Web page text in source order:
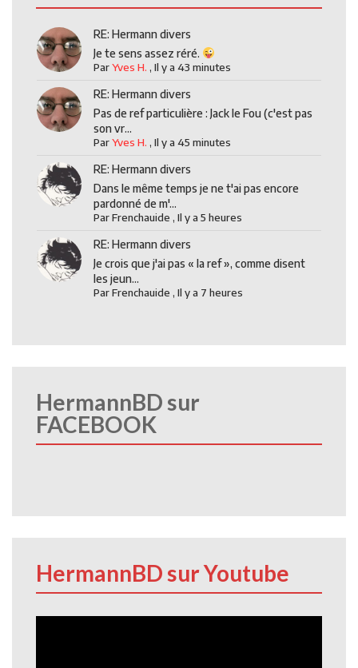
RE: Hermann divers
Je te sens assez réré.
ParYves H. ,Il y a 43 minutes
RE: Hermann divers
Pas de ref particulière : Jack le Fou (c'est pas
son vr...
ParYves H. ,Il y a 45 minutes
RE: Hermann divers
Dans le même temps je ne t'ai pas encore
pardonné de m'...
ParFrenchauide ,Il y a 5 heures
RE: Hermann divers
Je crois que j'ai pas « la ref », comme disent
les jeun...
ParFrenchauide ,Il y a 7 heures
HermannBD sur
FACEBOOK
HermannBD sur Youtube